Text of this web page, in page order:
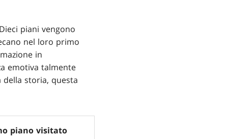
piani vengono
nel loro primo
in
emotiva talmente
storia, questa
piano visitato